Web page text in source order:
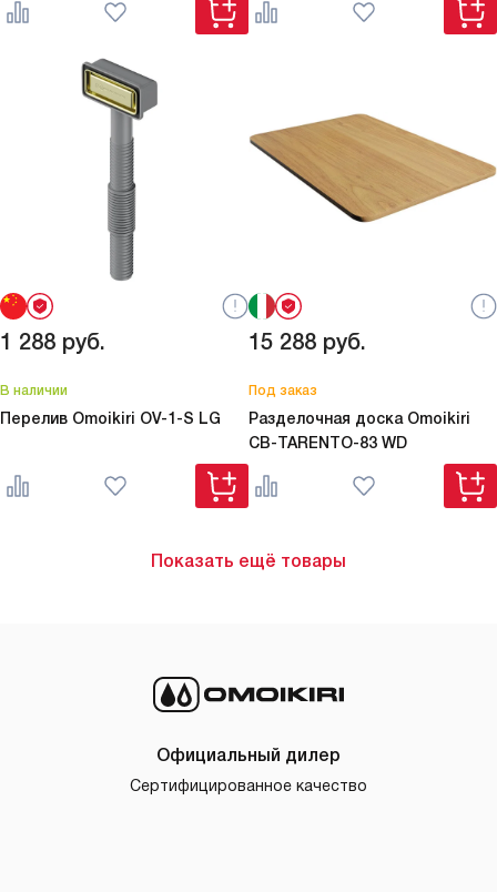
1 288 руб.
В наличии
Перелив Omoikiri OV-1-S LG
15 288 руб.
Под заказ
Разделочная доска Omoikiri
CB-TARENTO-83 WD
Показать ещё товары
Официальный дилер
Сертифицированное качество